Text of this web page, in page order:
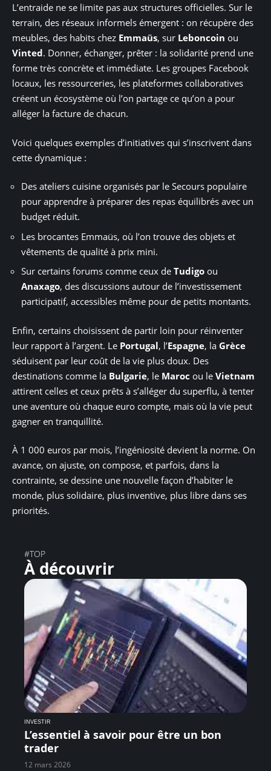
L’entraide ne se limite pas aux structures officielles. Sur le
terrain, des réseaux informels émergent : on récupère des
meubles, des habits chez Emmaüs, sur Leboncoin ou
Vinted. Donner, échanger, prêter : la solidarité prend une
forme très concrète et immédiate. Les groupes Facebook
locaux, les ressourceries, les plateformes collaboratives
créent un écosystème où l’on partage ce qu’on a pour
alléger la facture de chacun.
Voici quelques exemples d’initiatives qui s’inscrivent dans
cette dynamique :
Des ateliers cuisine organisés par le Secours populaire
pour apprendre à préparer des repas équilibrés avec un
budget réduit.
Les brocantes Emmaüs, où l’on trouve des objets et
vêtements de qualité à prix mini.
Sur certains forums comme ceux de Tudigo ou
Anaxago, des discussions autour de l’investissement
participatif, accessibles même pour de petits montants.
Enfin, certains choisissent de partir loin pour réinventer
leur rapport à l’argent. Le Portugal, l’Espagne, la Grèce
séduisent par leur coût de la vie plus doux. Des
destinations comme la Bulgarie, le Maroc ou le Vietnam
attirent celles et ceux prêts à s’alléger du superflu, à tenter
une aventure où chaque euro compte, mais où la vie peut
gagner en tranquillité.
À 1 000 euros par mois, l’ingéniosité devient la norme. On
avance, on ajuste, on compose, et parfois, dans la
contrainte, se dessine une nouvelle façon d’habiter le
monde, plus solidaire, plus inventive, plus libre dans ses
priorités.
#TOP
À découvrir
INVESTIR
L’essentiel à savoir pour être un bon
trader
12 mars 2026